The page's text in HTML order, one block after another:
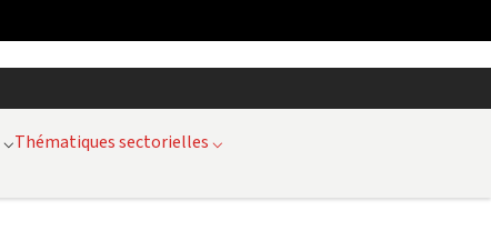
⌵Thématiques sectorielles ⌵